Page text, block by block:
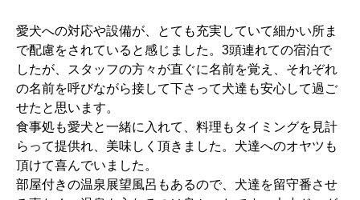
愛犬への対応や設備が、とても充実していて細かい所ま
で配慮をされていると感じました。3頭連れての宿泊で
したが、スタッフの方々が直ぐに名前を覚え、それぞれ
の名前を呼びながら接して下さって犬達も安心して過ご
せたと思います。
食事処も愛犬と一緒に入れて、料理もタイミングを見計
らって提供れ、美味しく頂きました。犬達へのオヤツも
頂けて喜んでいました。
部屋付きの温泉展望風呂もあるので、犬達を留守番させ